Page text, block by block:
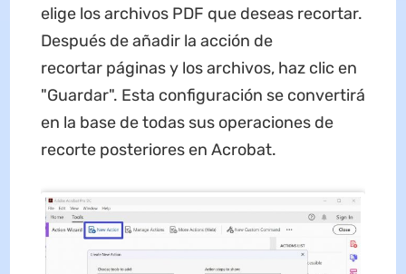
elige los archivos PDF que deseas recortar.
Después de añadir la acción de
recortar páginas y los archivos, haz clic en
"Guardar". Esta configuración se convertirá
en la base de todas sus operaciones de
recorte posteriores en Acrobat.